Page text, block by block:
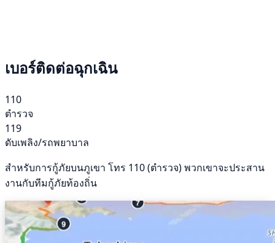
เบอร์ติดต่อฉุกเฉิน
110
ตำรวจ
119
ดับเพลิง/รถพยาบาล
สำหรับการกู้ภัยบนภูเขา โทร 110 (ตำรวจ) พวกเขาจะประสาน
งานกับทีมกู้ภัยท้องถิ่น